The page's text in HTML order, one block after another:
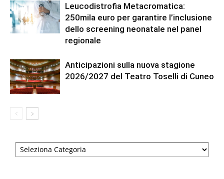
Leucodistrofia Metacromatica:
250mila euro per garantire l’inclusione
dello screening neonatale nel panel
regionale
Anticipazioni sulla nuova stagione
2026/2027 del Teatro Toselli di Cuneo
Categorie